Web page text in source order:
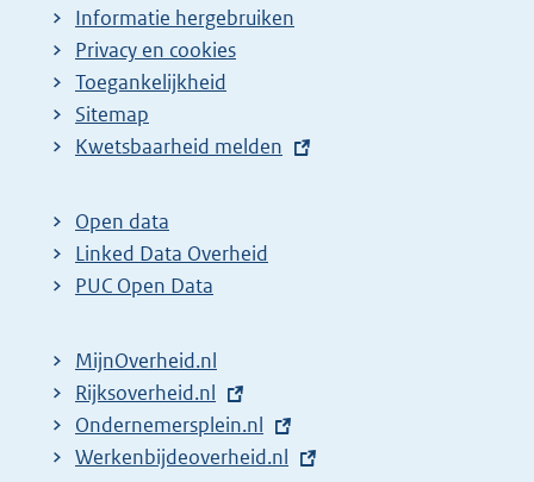
Informatie hergebruiken
Privacy en cookies
Toegankelijkheid
Sitemap
E
t
e
r
l
i
n
k
Kwetsbaarheid melden
Open data
Linked Data Overheid
PUC Open Data
MijnOverheid.nl
E
x
t
Rijksoverheid.nl
E
x
Ondernemersplein.nl
E
Werkenbijdeoverheid.nl